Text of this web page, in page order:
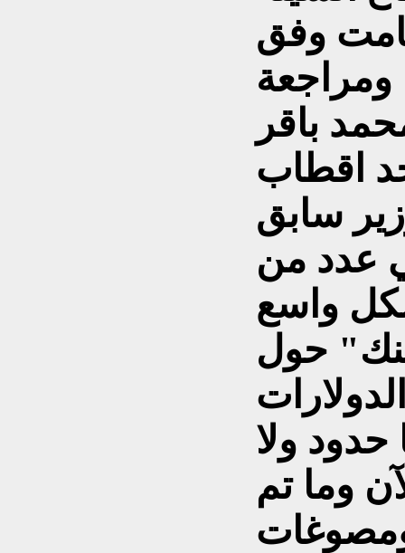
وفق
ومراجعة
باقر
اقطاب
سابق
عدد من
واسع
حول
حدود ولا
وما تم
ومصوغات